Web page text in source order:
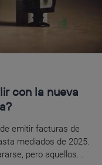
con la nueva
emitir facturas de
mediados de 2025.
pero aquellos...